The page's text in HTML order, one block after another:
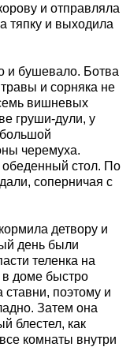
и отправляла
тяпку и выходила
и бушевало. Ботва
и сорняка не
вишневых
груши-дули, у
черемуха.
стол. По
соперничая с
детвору и
день были
теленка на
доме быстро
поэтому и
Затем она
блестел, как
комнаты внутри